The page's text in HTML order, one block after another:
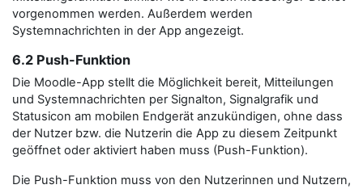
vorgenommen werden. Außerdem werden
Systemnachrichten in der App angezeigt.
6.2 Push-Funktion
Die Moodle-App stellt die Möglichkeit bereit, Mitteilungen
und Systemnachrichten per Signalton, Signalgrafik und
Statusicon am mobilen Endgerät anzukündigen, ohne dass
der Nutzer bzw. die Nutzerin die App zu diesem Zeitpunkt
geöffnet oder aktiviert haben muss (Push-Funktion).
Die Push-Funktion muss von den Nutzerinnen und Nutzern,